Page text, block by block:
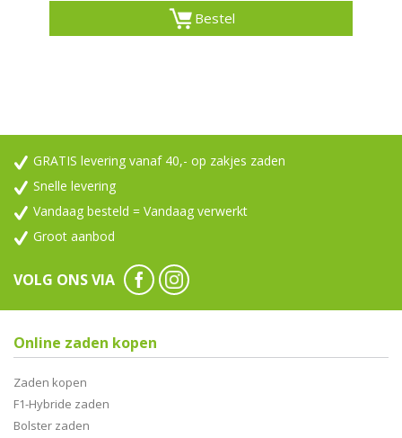
Bestel
GRATIS levering vanaf 40,- op zakjes zaden
Snelle levering
Vandaag besteld = Vandaag verwerkt
Groot aanbod
VOLG ONS VIA
Online zaden kopen
Zaden kopen
F1-Hybride zaden
Bolster zaden